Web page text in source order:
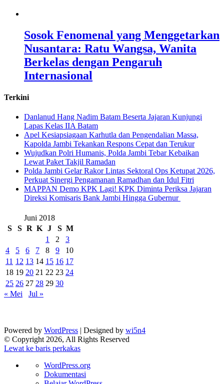
Sosok Fenomenal yang Menggetarkan
Nusantara: Ratu Wangsa, Wanita
Berkelas dengan Pengaruh
Internasional
Terkini
Danlanud Hang Nadim Batam Beserta Jajaran Kunjungi
Lapas Kelas IIA Batam
Apel Kesiapsiagaan Karhutla dan Pengendalian Massa,
Kapolda Jambi Tekankan Respons Cepat dan Terukur
Wujudkan Polri Humanis, Polda Jambi Tebar Kebaikan
Lewat Paket Takjil Ramadan
Polda Jambi Gelar Rakor Lintas Sektoral Ops Ketupat 2026,
Perkuat Sinergi Pengamanan Ramadhan dan Idul Fitri
‎MAPPAN Demo KPK Lagi! KPK Diminta Periksa Jajaran
Direksi Komisaris Bank Jambi Hingga Gubernur ‎
Juni 2018
S
S R K J S M
1
2
3
4
5 6 7 8 9
10
11 12 13 14 15 16 17
18 19 20 21 22 23 24
25 26 27 28 29 30
« Mei
Jul »
Powered by WordPress | Designed by wi5n4
© Copyright 2026, All Rights Reserved
Lewat ke baris perkakas
Tentang
WordPress
WordPress.org
Dokumentasi